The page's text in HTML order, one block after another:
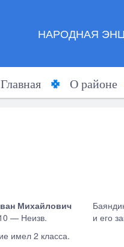
НАРОДНАЯ
Главная О районе
Михайлович
— Неизв.
и его
имел 2 класса.